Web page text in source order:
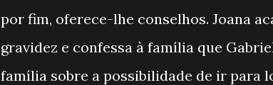
por fim, oferece-lhe conselhos. Joana
gravidez e confessa à família que
família sobre a possibilidade de ir para